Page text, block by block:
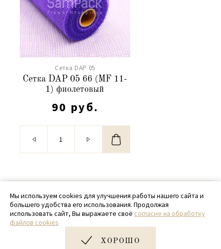
Сетка DAP 05
Сетка DAP 05 66 (MF 11-
1) фиолетовый
90 руб.
© 2020 - 2026 SamPack
+ 7 (918) 699-97-87
zakaz@sampack.store
Дизайн и разработка сайта
Мы используем cookies для улучшения работы нашего сайта и
большего удобства его использования. Продолжая
использовать сайт, Вы выражаете своё согласие на обработку
файлов cookies
ХОРОШО